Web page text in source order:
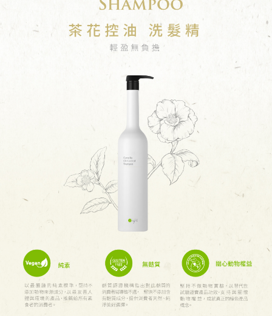
2.基於同意付款使用「大哥付你分期」之契約關係目的，商店將以您的個人
資料（包含姓名、電話或地址）提供予台灣大哥大進項蒐集、處理及利用，
由本公司與您本人進行分期帳單所需資料之確認、核對及更正。
3.完整用戶服務條款，請詳閱以下連結：
https://oppay.tw/userRule
※ 交易是否成功請以「AFTEE先享後付 」之結帳頁面顯示為準，若有關於
是否繳費成功／繳費後需取消欲退款等相關疑問，請聯繫「AFTEE先享後付
客戶支援中心」
https://netprotections.freshdesk.com/support/home
１．透過由恩沛科技股份有限公司提供之「AFTEE先享後付」服務完成之交
易，需依本服務之必要範圍內提供個人資料，並將交易相關給付款項請求債
２．關於個人資料處理事宜，請瀏覽以下網址：
３．未成年的使用者請事先徵得法定代理人或監護人之同意方可使用
「AFTEE先享後付」，若未經同意申辦者引起之損失，本公司不負相關責
４．使用「AFTEE先享後付」時，將依據個別帳號之用戶狀況，依本公司即
時審查核予不同之上限額度；若仍有額度不足之情形，本公司將視審查結果
請求用戶進行身份認證。
５．嚴禁一人註冊多個帳號或使用他人資訊註冊。若發現惡意使用之情形，
恩沛科技股份有限公司將有權停止該用戶之使用額度並採取法律行動。
京站台北店客服中心(1F星巴克旁) 即日起不提供京站紙袋，取件時
請自備購物袋，若需購買紙袋可現場詢問